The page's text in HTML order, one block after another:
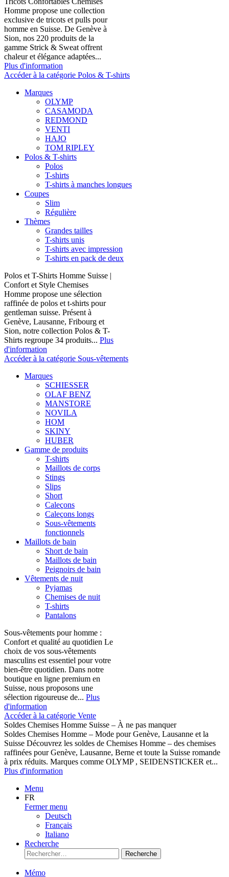
Homme propose une collection
exclusive de tricots et pulls pour
homme en Suisse. De Genève à
Sion, nos 220 produits de la
gamme Strick & Sweat offrent
chaleur et élégance adaptées...
Plus d'information
Accéder à la catégorie Polos & T-shirts
Marques
OLYMP
CASAMODA
REDMOND
VENTI
HAJO
TOM RIPLEY
Polos & T-shirts
Polos
T-shirts
T-shirts à manches longues
Coupes
Slim
Régulière
Thèmes
Grandes tailles
T-shirts unis
T-shirts avec impression
T-shirts en pack de deux
Polos et T-Shirts Homme Suisse |
Confort et Style Chemises
Homme propose une sélection
raffinée de polos et t-shirts pour
gentleman suisse. Présent à
Genève, Lausanne, Fribourg et
Sion, notre collection Polos & T-
Shirts regroupe 34 produits... Plus
d'information
Accéder à la catégorie Sous-vêtements
Marques
SCHIESSER
OLAF BENZ
MANSTORE
NOVILA
HOM
SKINY
HUBER
Gamme de produits
T-shirts
Maillots de corps
Stings
Slips
Short
Caleçons
Caleçons longs
Sous-vêtements
fonctionnels
Maillots de bain
Short de bain
Maillots de bain
Peignoirs de bain
Vêtements de nuit
Pyjamas
Chemises de nuit
T-shirts
Pantalons
Sous-vêtements pour homme :
Confort et qualité au quotidien Le
choix de vos sous-vêtements
masculins est essentiel pour votre
bien-être quotidien. Dans notre
boutique en ligne premium en
Suisse, nous proposons une
sélection rigoureuse de... Plus
d'information
Accéder à la catégorie Vente
Soldes Chemises Homme Suisse – À ne pas manquer
Soldes Chemises Homme – Mode pour Genève, Lausanne et la
Suisse Découvrez les soldes de Chemises Homme – des chemises
raffinées pour Genève, Lausanne, Berne et toute la Suisse romande
à prix réduits. Marques comme OLYMP , SEIDENSTICKER et...
Plus d'information
Menu
FR
Fermer menu
Deutsch
Français
Italiano
Recherche
Recherche
Mémo